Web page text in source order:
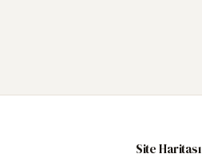
Site Haritası